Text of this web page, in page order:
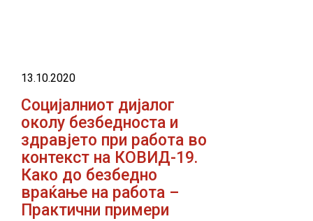
13.10.2020
Социјалниот дијалог
околу безбедноста и
здравјето при работа во
контекст на КОВИД-19.
Како до безбедно
враќање на работа –
Практични примери